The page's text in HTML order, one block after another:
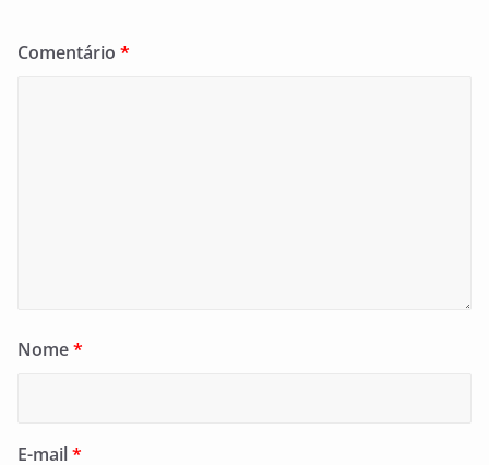
Comentário *
Nome*
E-mail*